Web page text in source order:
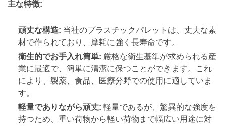
主な特徴:
頑丈な構造: 当社のプラスチックパレットは、丈夫な素
材で作られており、摩耗に強く長寿命です。
衛生的でお手入れ簡単: 厳格な衛生基準が求められる産
業に最適で、簡単に清潔に保つことができます。これ
により、製薬、食品、医療分野での使用に適していま
す。
軽量でありながら頑丈: 軽量であるが、驚異的な強度を
持つため、重い荷物から軽い荷物まで幅広い用途に対